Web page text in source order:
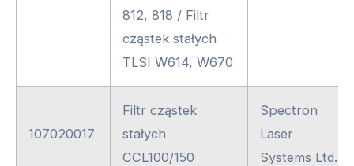
812, 818 / Filtr
cząstek stałych
TLSI W614, W670
107020017
Filtr cząstek
stałych
CCL100/150
Spectron
Laser
Systems Ltd.